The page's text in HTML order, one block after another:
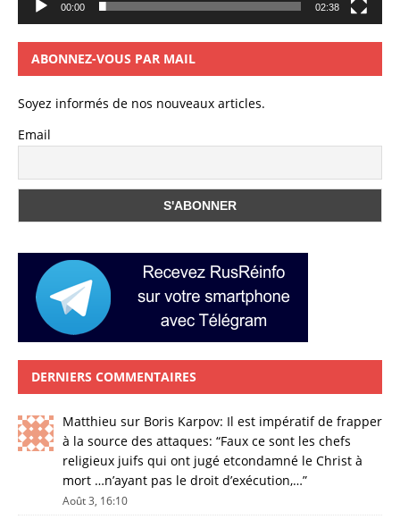
00:00 02:38
ABONNEZ-VOUS PAR MAIL
Soyez informés de nos nouveaux articles.
Email
DERNIERS COMMENTAIRES
Matthieu sur Boris Karpov: Il est impératif de frapper
à la source des attaques: “Faux ce sont les chefs
religieux juifs qui ont jugé etcondamné le Christ à
mort …n’ayant pas le droit d’exécution,…”
Août 3, 16:10